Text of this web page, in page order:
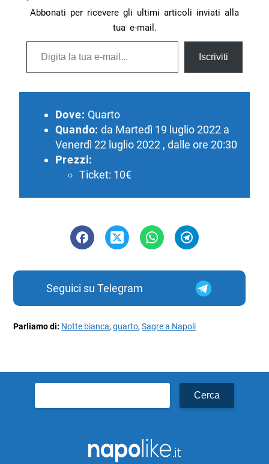
Abbonati per ricevere gli ultimi articoli inviati alla
tua e-mail.
Digita la tua e-mail...
Iscriviti
Dove: Quarto
Quando: da Martedì 19 luglio 2022 a
Venerdì 22 luglio 2022 , dalle ore 20:30
Prezzi:
Ticket: 10€
Seguici su Telegram
Parliamo di: Notte bianca,quarto,Sagre a Napoli
per: